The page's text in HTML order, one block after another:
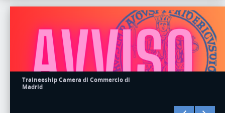
Traineeship Camera di Commercio di
Madrid